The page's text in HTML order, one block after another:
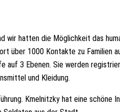
wir hatten die Möglichkeit das
über 1000 Kontakte zu Familien
auf 3 Ebenen. Sie werden
und Kleidung.
Kmelnitzky hat eine schöne